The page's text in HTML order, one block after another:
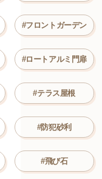
#フロントガーデン
#ロートアルミ門扉
#テラス屋根
#防犯砂利
#飛び石